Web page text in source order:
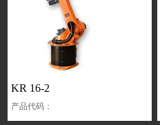
KR 16-2
产品代码：